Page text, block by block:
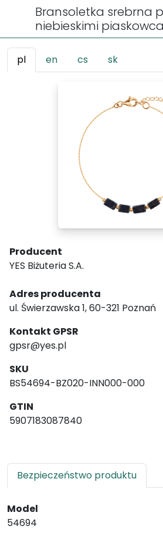
Bransoletka srebrna
niebieskimi
pl en cs sk
Producent
YES Biżuteria S.A.
Adres producenta
ul. Świerzawska 1, 60-321 Poznań
Kontakt GPSR
gpsr@yes.pl
SKU
BS54694-BZ020-INN000-000
GTIN
5907183087840
Bezpieczeństwo produktu
Model
54694